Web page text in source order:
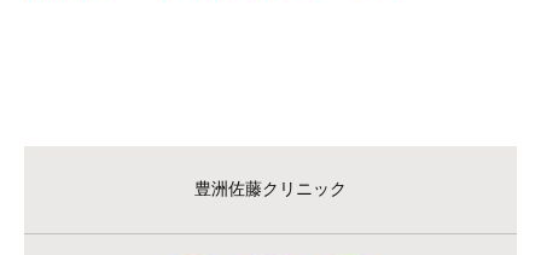
豊洲佐藤クリニック